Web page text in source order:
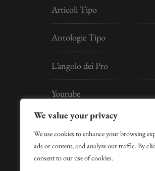
We value your privacy
We use cookies to enhance your browsing
ads or content, and analyze our traffic. By
consent to our use of cookies.
Articoli Tipo
Antologie Tipo
L’angolo dei Pro
Youtube
Developed byDigital Idea
per la Gestione Hosting si